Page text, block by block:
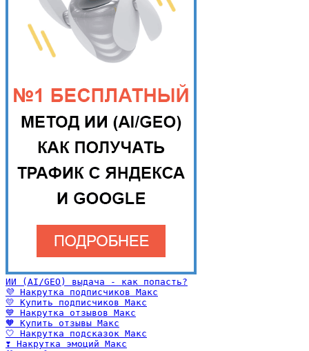
ИИ (AI/GEO) выдача - как попасть?
💜 Накрутка подписчиков Макс
💛 Купить подписчиков Макс
💙 Накрутка отзывов Макс
🧡 Купить отзывы Макс
🤍 Накрутка подсказок Макс
❣️ Накрутка эмоций Макс